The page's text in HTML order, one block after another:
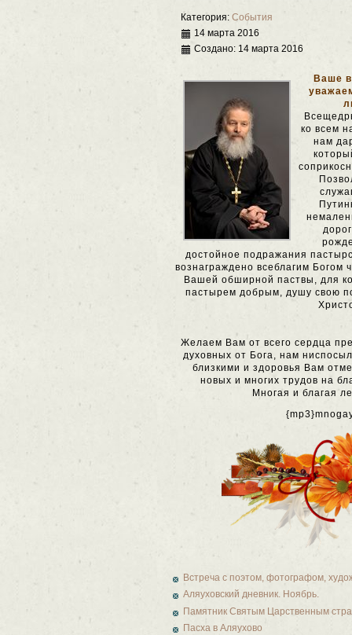
Категория: События
14 марта 2016
Создано: 14 марта 2016
Ваше
ко всем
нам
достойное подражания
вознаграждено всеблагим Богом
Вашей обширной паствы, для
пастырем добрым, душу свою
Желаем Вам от всего сердца
духовных от Бога, нам
близкими и здоровья Вам
новых и многих трудов на
Многая и благая
Встреча с поэтом, фотографом,
Аляуховский дневник. Ноябрь.
Памятник Святым Царственным
Пасха в Аляухово